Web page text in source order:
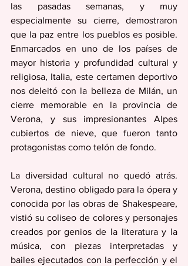
las pasadas semanas, y muy
especialmente su cierre, demostraron
que la paz entre los pueblos es posible.
Enmarcados en uno de los países de
mayor historia y profundidad cultural y
religiosa, Italia, este certamen deportivo
nos deleitó con la belleza de Milán, un
cierre memorable en la provincia de
Verona, y sus impresionantes Alpes
cubiertos de nieve, que fueron tanto
protagonistas como telón de fondo.
La diversidad cultural no quedó atrás.
Verona, destino obligado para la ópera y
conocida por las obras de Shakespeare,
vistió su coliseo de colores y personajes
creados por genios de la literatura y la
música, con piezas interpretadas y
bailes ejecutados con la perfección y el